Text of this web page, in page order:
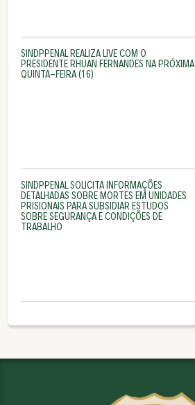
SINDPPENAL REALIZA LIVE COM O
PRESIDENTE RHUAN FERNANDES NA PRÓXIMA
QUINTA-FEIRA (16)
SINDPPENAL SOLICITA INFORMAÇÕES
DETALHADAS SOBRE MORTES EM UNIDADES
PRISIONAIS PARA SUBSIDIAR ESTUDOS
SOBRE SEGURANÇA E CONDIÇÕES DE
TRABALHO